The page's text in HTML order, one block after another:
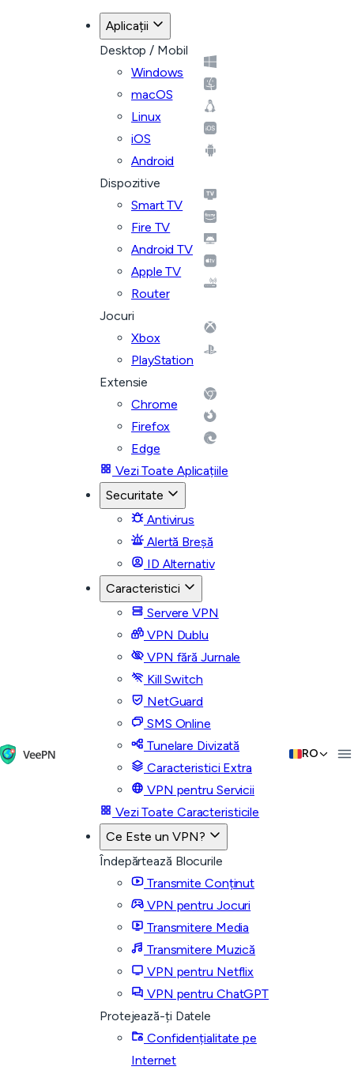
Aplicații
Desktop / Mobil
Windows
macOS
Linux
iOS
Android
Dispozitive
Smart TV
Fire TV
Android TV
Apple TV
Router
Jocuri
Xbox
PlayStation
Extensie
Chrome
Firefox
Edge
Vezi Toate Aplicațiile
Securitate
Antivirus
Alertă Breșă
ID Alternativ
Caracteristici
Servere VPN
VPN Dublu
VPN fără Jurnale
Kill Switch
NetGuard
SMS Online
Tunelare Divizată
Caracteristici Extra
VPN pentru Servicii
Vezi Toate Caracteristicile
Ce Este un VPN?
Îndepărtează Blocurile
Transmite Conținut
VPN pentru Jocuri
Transmitere Media
Transmitere Muzică
VPN pentru Netflix
VPN pentru ChatGPT
Protejează-ți Datele
Confidențialitate pe
Internet
RO
Înapoi la planuri